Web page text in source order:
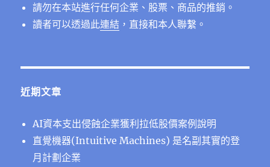
請勿在本站進行任何企業、股票、商品的推銷。
讀者可以透過此連結 ，直接和本人聯繫。
近期文章
AI資本支出侵蝕企業獲利拉低股價案例說明
直覺機器(Intuitive Machines) 是名副其實的登
月計劃企業